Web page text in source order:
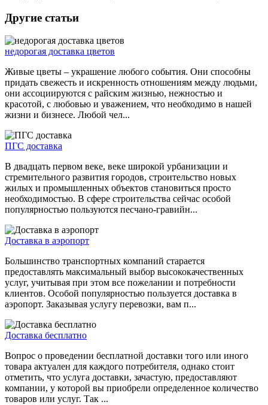
Другие статьи
недорогая доставка цветов
Живые цветы – украшение любого события. Они способны
придать свежесть и искренность отношениям между людьми,
они ассоциируются с райским жизнью, нежностью и
красотой, с любовью и уважением, что необходимо в нашей
жизни и бизнесе. Любой чел...
ПГС доставка
В двадцать первом веке, веке широкой урбанизации и
стремительного развития городов, строительство новых
жилых и промышленных объектов становиться просто
необходимостью. В сфере строительства сейчас особой
популярностью пользуются песчано-гравийн...
Доставка в аэропорт
Большинство транспортных компаний старается
предоставлять максимальный выбор высококачественных
услуг, учитывая при этом все пожелании и потребности
клиентов. Особой популярностью пользуется доставка в
аэропорт. Заказывая услугу перевозки, вам п...
Доставка бесплатно
Вопрос о проведении бесплатной доставки того или иного
товара актуален для каждого потребителя, однако стоит
отметить, что услуга доставки, зачастую, предоставляют
компании, у которой вы приобрели определенное количество
товаров или услуг. Так ...